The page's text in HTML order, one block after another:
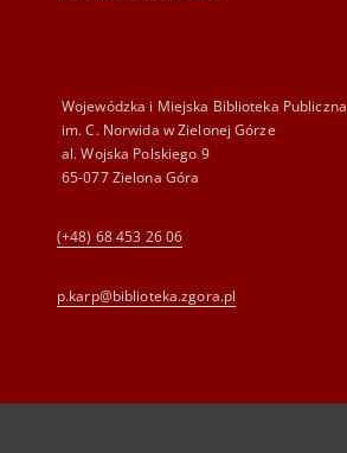
Wojewódzka i Miejska Biblioteka Publiczna
im. C. Norwida w Zielonej Górze
al. Wojska Polskiego 9
65-077 Zielona Góra
(+48) 68 453 26 06
p.karp@biblioteka.zgora.pl